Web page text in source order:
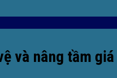
và nâng tầm